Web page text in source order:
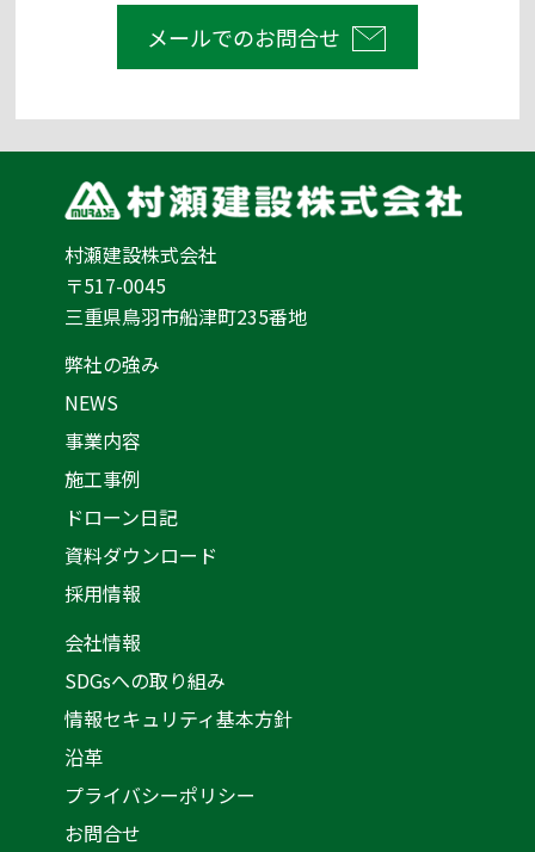
メールでのお問合せ
村瀬建設株式会社
〒517-0045
三重県鳥羽市船津町235番地
弊社の強み
NEWS
事業内容
施工事例
ドローン日記
資料ダウンロード
採用情報
会社情報
SDGsへの取り組み
情報セキュリティ基本方針
沿革
プライバシーポリシー
お問合せ